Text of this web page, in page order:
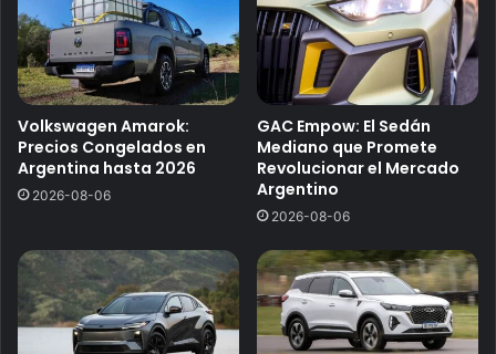
Volkswagen Amarok:
Precios Congelados en
Argentina hasta 2026
2026-08-06
GAC Empow: El Sedán
Mediano que Promete
Revolucionar el Mercado
Argentino
2026-08-06